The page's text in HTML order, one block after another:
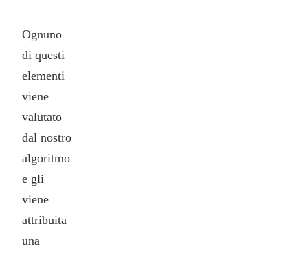
Ognuno
di questi
elementi
viene
valutato
dal nostro
algoritmo
e gli
viene
attribuita
una